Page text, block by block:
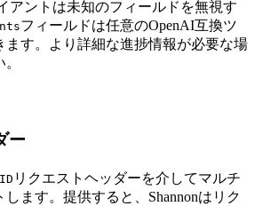
アントは未知のフィールドを無視す
フィールドは任意のOpenAI互換ツ
ます。より詳細な進捗情報が必要な場
ー
リクエストヘッダーを介してマルチ
ます。提供すると、Shannonはリク